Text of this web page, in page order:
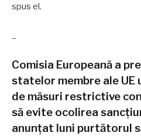
spus el.
Comisia Europeană a
statelor membre ale UE
de măsuri restrictive
să evite ocolirea
anunţat luni purtătorul